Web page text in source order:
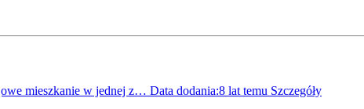
mieszkanie w jednej z… Data dodania:8 lat temu Szczegóły